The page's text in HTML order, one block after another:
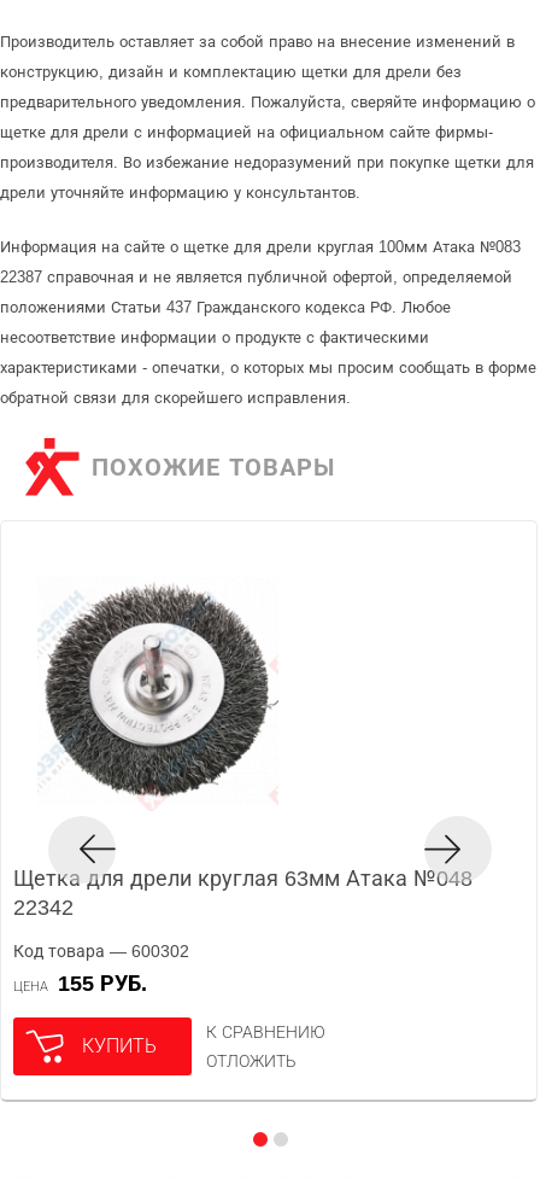
Производитель оставляет за собой право на внесение изменений в
конструкцию, дизайн и комплектацию щетки для дрели без
предварительного уведомления. Пожалуйста, сверяйте информацию о
щетке для дрели с информацией на официальном сайте фирмы-
производителя. Во избежание недоразумений при покупке щетки для
дрели уточняйте информацию у консультантов.
Информация на сайте о щетке для дрели круглая 100мм Атака №083
22387 справочная и не является публичной офертой, определяемой
положениями Статьи 437 Гражданского кодекса РФ. Любое
несоответствие информации о продукте с фактическими
характеристиками - опечатки, о которых мы просим сообщать в форме
обратной связи для скорейшего исправления.
ПОХОЖИЕ ТОВАРЫ
Щетка для дрели круглая 63мм Атака №048
22342
Код товара — 600302
ЦЕНА 155 РУБ.
КУПИТЬ
К СРАВНЕНИЮ
ОТЛОЖИТЬ